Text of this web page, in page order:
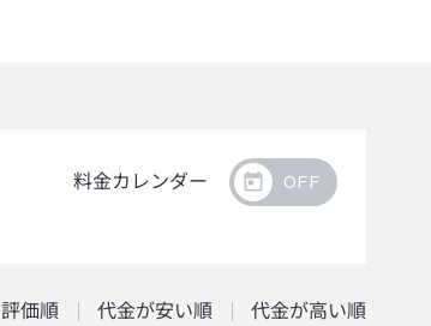
料金カレンダー
評価順 代金が安い順 代金が高い順